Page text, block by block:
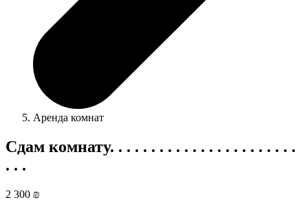
Аренда комнат
Сдам комнату. . . . . . . . . . . . . . . . . . . . . . .
. . .
2 300 ₪